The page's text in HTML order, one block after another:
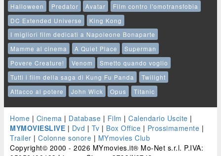
Halloween
Predator Avatar
Film contro l'omotransfobia
DC Extended Universe
King Kong
I migliori film dedicati a Napoleone Bonaparte
Mamme al cinema
A Quiet Place
Superman
Povere Creature!
Venom
Smetto quando voglio
Tutti i film della saga di Kung Fu Panda
Twilight
Attacco al potere
John Wick Opus Titanic
Home | Cinema | Database | Film | Calendario Uscite |
MYMOVIESLIVE | Dvd | Tv | Box Office | Prossimamente |
Trailer | Colonne sonore | MYmovies Club
Copyright© 2000 - 2026 MYmovies.it® Mo-Net s.r.l. P.IVA: